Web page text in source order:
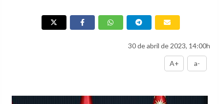
30 de abril de 2023, 14:00h
A+ a-